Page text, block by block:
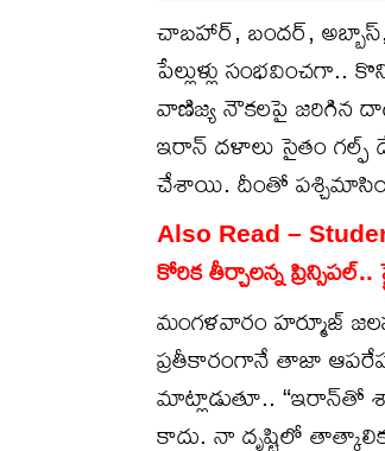
చాబహార్, బందర్,
పేల్లుళ్లు
వాణిజ్య నౌకలపై జరిగిన
ఇరాన్ దళాలు సైతం
చేశాయి. దీంతో
Also Read –
కోరిక తీర్చాలన్న
మంగళవారం హర్మూజ్
ప్రతీకారంగానే తాజా
మాట్లాడుతూ.. “ఇరాన్‌తో
కాదు. నా దృష్టిలో